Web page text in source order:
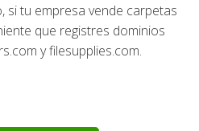
si tu empresa vende carpetas
que registres dominios
y filesupplies.com.